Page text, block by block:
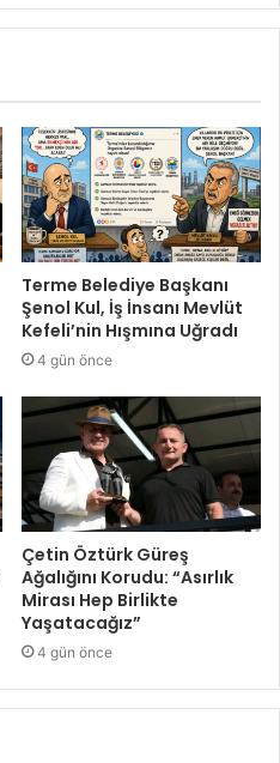
Terme Belediye Başkanı
Şenol Kul, İş İnsanı Mevlüt
Kefeli’nin Hışmına Uğradı
4 gün önce
Çetin Öztürk Güreş
Ağalığını Korudu: “Asırlık
Mirası Hep Birlikte
Yaşatacağız”
4 gün önce